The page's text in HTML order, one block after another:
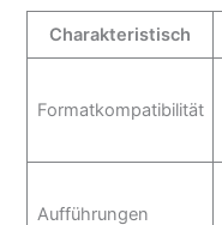
Charakteristisch
Formatkompatibilität
Aufführungen